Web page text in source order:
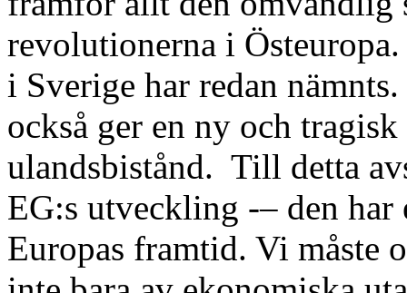
revolutionerna i Östeuropa.
i Sverige har redan nämnts.
också ger en ny och
ulandsbistånd. Till detta
EG:s utveckling -– den har
Europas framtid. Vi måste